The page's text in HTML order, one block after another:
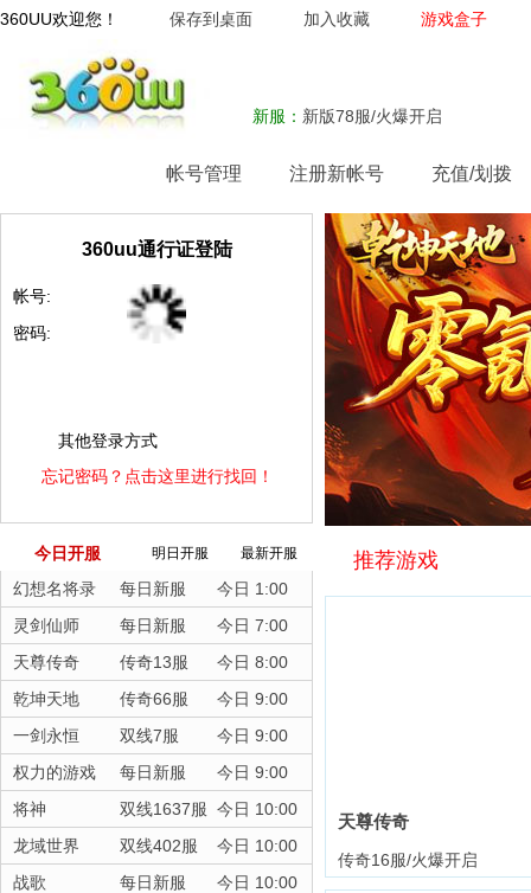
360UU欢迎您！ 保存到桌面 加入收藏 游戏盒子
新服： 新版78服/火爆开启
帐号管理 注册新帐号 充值/划拨
360uu通行证登陆
帐号:
密码:
其他登录方式
忘记密码？点击这里进行找回！
今日开服 明日开服 最新开服
幻想名将录 每日新服
今日 1:00
灵剑仙师
每日新服
今日 7:00
天尊传奇
传奇13服
今日 8:00
乾坤天地
传奇66服
今日 9:00
一剑永恒
双线7服
今日 9:00
权力的游戏
每日新服
今日 9:00
将神
双线1637服 今日 10:00
龙域世界
双线402服
今日 10:00
战歌
每日新服
今日 10:00
推荐游戏
天尊传奇
传奇16服/火爆开启